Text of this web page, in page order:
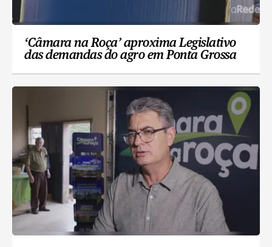
‘Câmara na Roça’ aproxima Legislativo
das demandas do agro em Ponta Grossa